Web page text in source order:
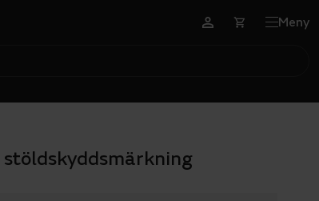
Meny
stöldskyddsmärkning